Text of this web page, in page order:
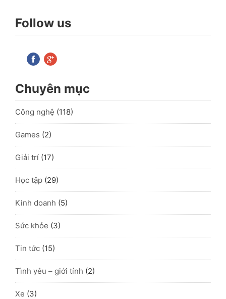
Follow us
Chuyên mục
Công nghệ (118)
Games (2)
Giải trí (17)
Học tập (29)
Kinh doanh (5)
Sức khỏe (3)
Tin tức (15)
Tình yêu – giới tính (2)
Xe (3)